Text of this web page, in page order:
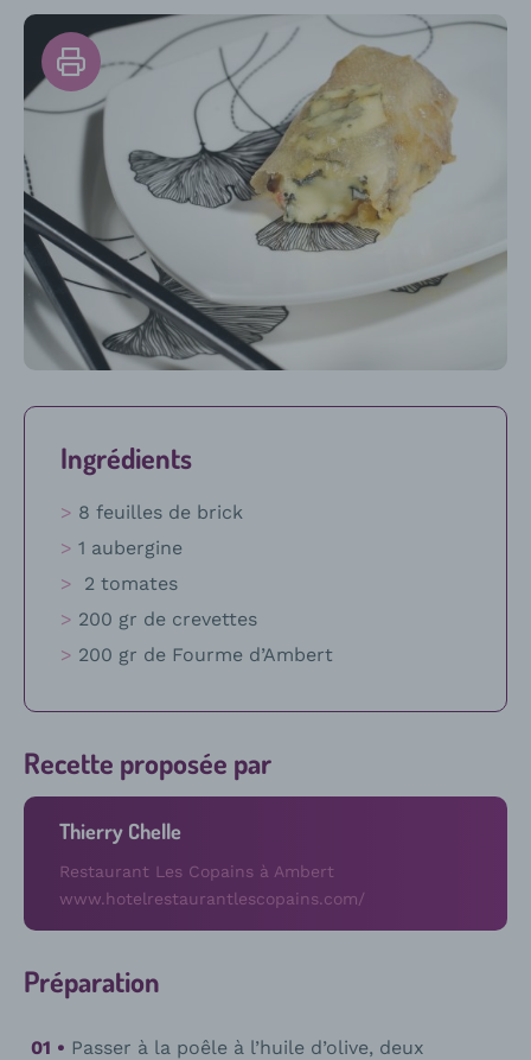
Imprimer
la
recette
Ingrédients
8 feuilles de brick
1 aubergine
2 tomates
200 gr de crevettes
200 gr de Fourme d’Ambert
Recette proposée par
Thierry Chelle
Restaurant Les Copains à Ambert
www.hotelrestaurantlescopains.com/
Préparation
Passer à la poêle à l’huile d’olive, deux